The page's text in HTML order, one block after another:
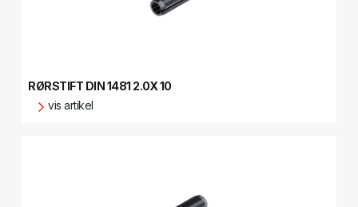
RØRSTIFT DIN 1481 2.0X 10
vis artikel